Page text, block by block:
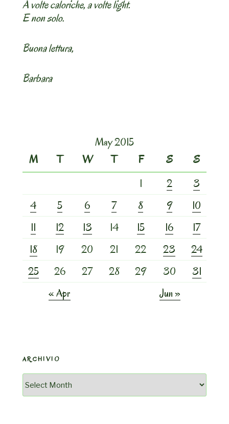
A volte caloriche, a volte light.
E non solo.
Buona lettura,
Barbara
May 2015
M
T W T F S
S
1
2
3
4
5 6 7 8 9
10
11
12 13 14 15 16
17
18
19 20 21 22 23
24
25
26 27 28 29 30
31
« Apr
Jun »
ARCHIVIO
Archivio